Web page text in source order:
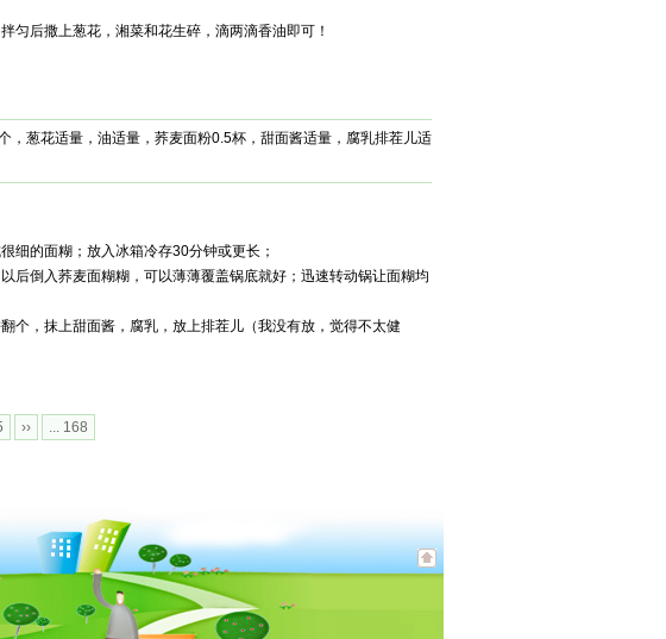
匀后撒上葱花，湘菜和花生碎，滴两滴香油即可！
，葱花适量，油适量，荞麦面粉0.5杯，甜面酱适量，腐乳排茬儿适
细的面糊；放入冰箱冷存30分钟或更长；
后倒入荞麦面糊糊，可以薄薄覆盖锅底就好；迅速转动锅让面糊均
个，抹上甜面酱，腐乳，放上排茬儿（我没有放，觉得不太健
›› ... 168